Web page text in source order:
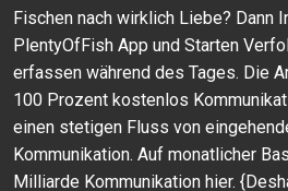
Fischen nach wirklich Liebe? Dann
PlentyOfFish App und Starten
erfassen während des Tages. Die
100 Prozent kostenlos
einen stetigen Fluss von
Kommunikation. Auf monatlicher
Milliarde Kommunikation hier.